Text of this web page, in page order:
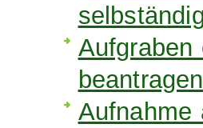
beantragen
Aufnahme